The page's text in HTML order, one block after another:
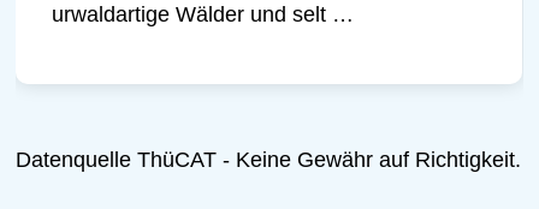
urwaldartige Wälder und selt …
Datenquelle ThüCAT - Keine Gewähr auf Richtigkeit.